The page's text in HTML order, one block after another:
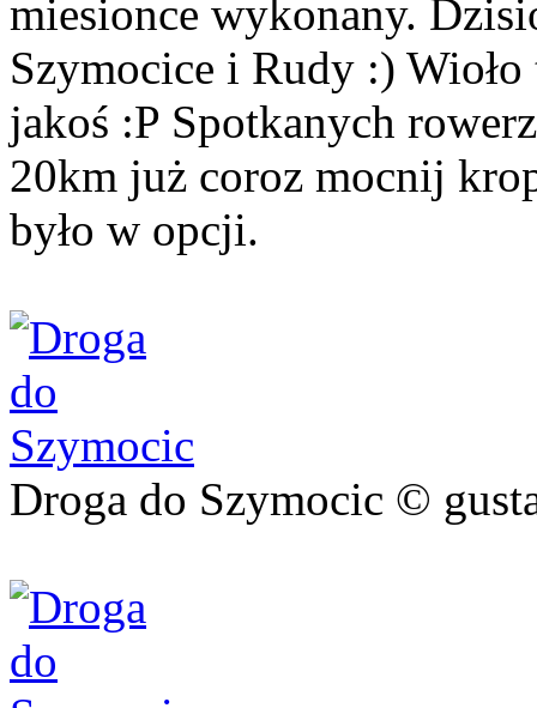
miesionce wykonany.
Szymocice i Rudy :) Wioło
jakoś :P Spotkanych
20km już coroz mocnij
było w opcji.
Droga do Szymocic ©